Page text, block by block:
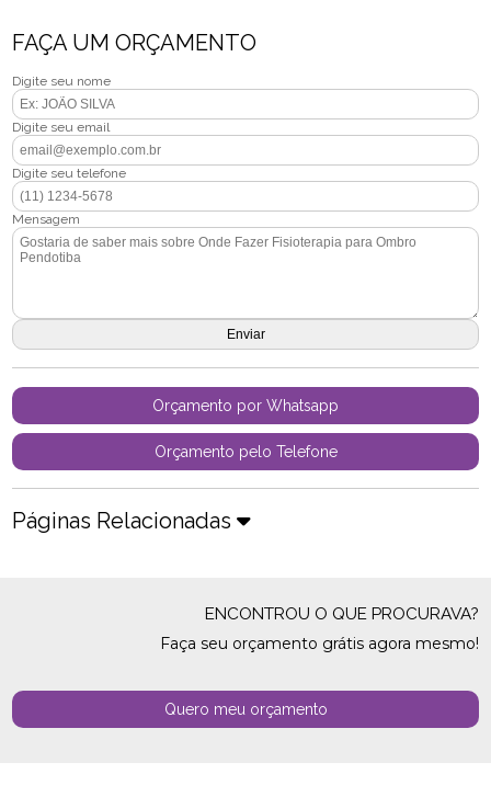
FAÇA UM ORÇAMENTO
Digite seu nome
Digite seu email
Digite seu telefone
Mensagem
Orçamento por Whatsapp
Orçamento pelo Telefone
Páginas Relacionadas
ENCONTROU O QUE PROCURAVA?
Faça seu orçamento grátis agora mesmo!
Quero meu orçamento